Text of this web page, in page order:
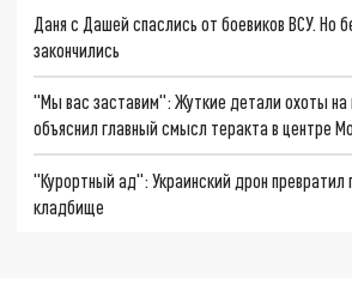
Даня с Дашей спаслись от боевиков ВСУ. Но
закончились
"Мы вас заставим": Жуткие детали охоты на
объяснил главный смысл теракта в центре
"Курортный ад": Украинский дрон превратил
кладбище